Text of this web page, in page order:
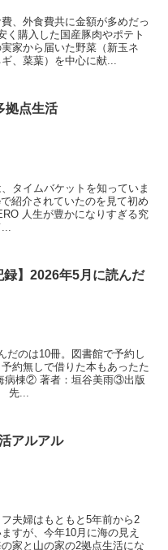
、外食費共に金額が多めだっ
く購入した国産豚肉やポテト
家から届いた野菜（新玉ネ
、菜葉）を中心に献...
拠点生活
タイムバケットを知っていま
紹介されていたのを見て初め
人生が豊かになりすぎる究
録】2026年5月に読んだ
のは10冊。図書館で予約し
約無しで借りた本もあったた
病棟② 著者：垣谷美雨③出版
先...
アルアル
夫婦はもともと5年前から2
すが、今年10月に海の見え
家と山の家の2拠点生活にな